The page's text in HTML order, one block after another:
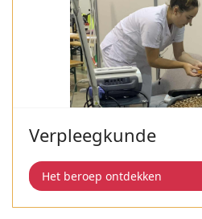
Verpleegkunde
Het beroep ontdekken